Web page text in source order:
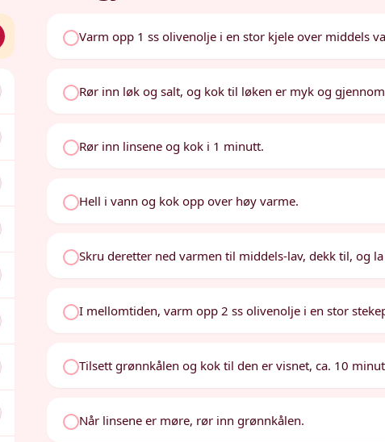
Varm opp 1 ss olivenolje i en stor kjele over middels
Rør inn løk og salt, og kok til løken er myk og
Rør inn linsene og kok i 1 minutt.
Hell i vann og kok opp over høy varme.
Skru deretter ned varmen til middels-lav, dekk til, og
I mellomtiden, varm opp 2 ss olivenolje i en stor
Tilsett grønnkålen og kok til den er visnet, ca. 10
Når linsene er møre, rør inn grønnkålen.